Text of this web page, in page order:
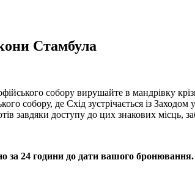
Стамбула
собору вирушайте в мандрівку
собору, де Схід зустрічається із
завдяки доступу до цих знакових місць,
за 24 години до дати вашого бронювання.